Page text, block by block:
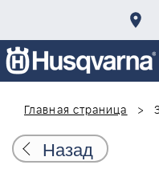
Главная страница
Назад